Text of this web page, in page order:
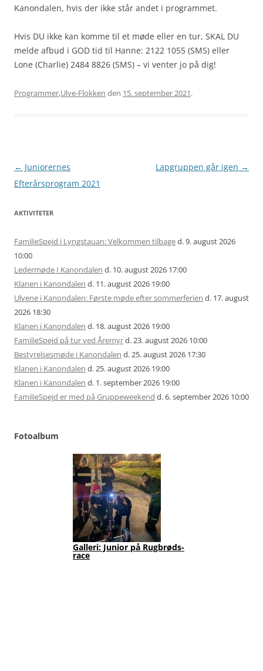
Kanondalen, hvis der ikke står andet i programmet.
Hvis DU ikke kan komme til et møde eller en tur, SKAL DU
melde afbud i GOD tid til Hanne: 2122 1055 (SMS) eller
Lone (Charlie) 2484 8826 (SMS) – vi venter jo på dig!
Programmer,Ulve-Flokken den 15. september 2021.
Artikel
navigation
← Juniorernes
Efterårsprogram 2021
Lapgruppen går igen →
AKTIVITETER
FamilieSpejd i Lyngstauan: Velkommen tilbaged. 9. august 2026
10:00
Ledermøde I Kanondalen d. 10. august 2026 17:00
Klanen i Kanondalen d. 11. august 2026 19:00
Ulvene i Kanondalen: Første møde efter sommerferien d. 17. august
2026 18:30
Klanen i Kanondalen d. 18. august 2026 19:00
FamilieSpejd på tur ved Åremyrd. 23. august 2026 10:00
Bestyrelsesmøde i Kanondalen d. 25. august 2026 17:30
Klanen i Kanondalen d. 25. august 2026 19:00
Klanen i Kanondalen d. 1. september 2026 19:00
FamilieSpejd er med på Gruppeweekend d. 6. september 2026 10:00
Fotoalbum
Galleri: Junior på Rugbrøds-
race